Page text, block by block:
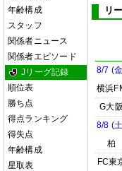
年齢構成
スタッフ
関係者ニュース
関係者エピソード
Jリーグ記録
順位表
勝ち点
得点ランキング
得失点
年齢構成
星取表
リ
8/7 (
横浜
G大阪
8/8 (
柏
FC東